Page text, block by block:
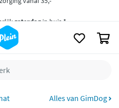
zaterdag
retourneren
Alles van GimDog